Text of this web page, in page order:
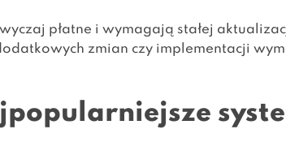
płatne i wymagają stałej
zmian czy implementacji